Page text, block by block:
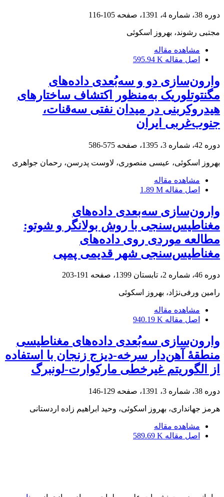
دوره 38، شماره 4، 1391، صفحه 105-116
مجتبی رشوند، بهروز اسکوئی
مشاهده مقاله
اصل مقاله 595.94 K
وارون‌سازی دو و سه‌بُعدی داده‌های
مگنتوتلوریک به‌منظور اکتشاف ساختارهای
هیدروکربنی در میدان نفتی سه‌قنات،
جنوب‌غربی ایران
دوره 42، شماره 3، 1395، صفحه 575-586
بهروز اسکوئی، عیسی منصوری، لاوست پدرسن، رحمان جواهری
مشاهده مقاله
اصل مقاله 1.89 M
وارون‌سازی سه‌بعدی داده‌های
مغناطیس‌سنجی با روش بولانگر و شوتو:
مطالعه موردی روی داده‌های
مغناطیس‌سنجی شهر قدیمی پمپی
دوره 46، شماره 2، تابستان 1399، صفحه 191-203
رامین ورفی‌نژاد، بهروز اسکوئی
مشاهده مقاله
اصل مقاله 940.19 K
وارون‌سازی سه‌بُعدی داده‌های مغناطیسی
منطقۀ آهن‌دار سرخه-دیزج زنجان با استفاده
از الگوریتم غیرخطی مارکوارت-لونبرگ
دوره 38، شماره 3، 1391، صفحه 129-146
هرمز جهانداری، بهروز اسکوئی، وحید ابراهیم زاده اردستانی
مشاهده مقاله
اصل مقاله 589.69 K